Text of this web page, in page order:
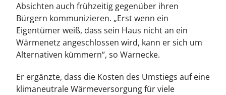
Absichten auch frühzeitig gegenüber ihren
Bürgern kommunizieren. „Erst wenn ein
Eigentümer weiß, dass sein Haus nicht an ein
Wärmenetz angeschlossen wird, kann er sich um
Alternativen kümmern“, so Warnecke.
Er ergänzte, dass die Kosten des Umstiegs auf eine
klimaneutrale Wärmeversorgung für viele